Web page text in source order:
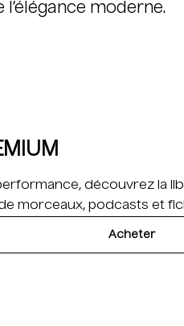
moderne.
performance, découvrez la
morceaux, podcasts et
Acheter